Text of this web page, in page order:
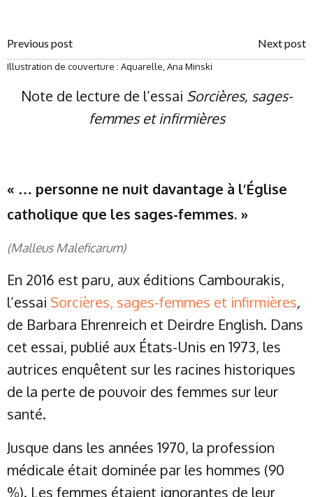
Post
navigation
Previous post
navigation
Next post
Illustration de couverture : Aquarelle, Ana Minski
Note de lecture de l’essai Sorcières, sages-
femmes et infirmières
« … personne ne nuit davantage à l’Église
catholique que les sages-femmes. »
(Malleus Maleficarum)
En 2016 est paru, aux éditions Cambourakis,
l’essai Sorcières, sages-femmes et infirmières,
de Barbara Ehrenreich et Deirdre English. Dans
cet essai, publié aux États-Unis en 1973, les
autrices enquêtent sur les racines historiques
de la perte de pouvoir des femmes sur leur
santé.
Jusque dans les années 1970, la profession
médicale était dominée par les hommes (90
%). Les femmes étaient ignorantes de leur